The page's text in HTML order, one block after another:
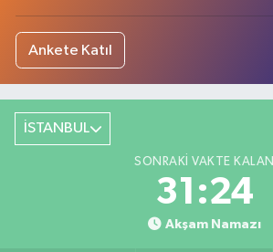
Ankete Katıl
İSTANBUL
SONRAKI VAKTE KALAN
31:23
Akşam Namazı